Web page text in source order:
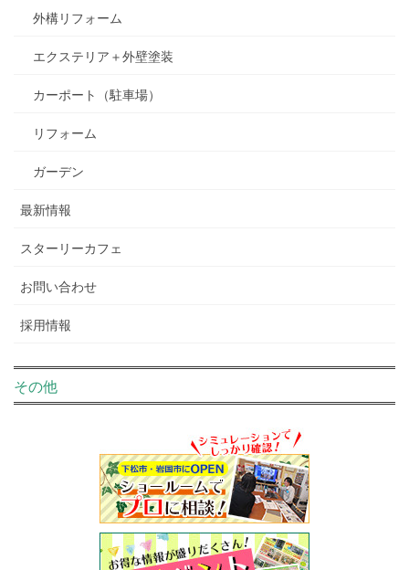
外構リフォーム
エクステリア＋外壁塗装
カーポート（駐車場）
リフォーム
ガーデン
最新情報
スターリーカフェ
お問い合わせ
採用情報
その他